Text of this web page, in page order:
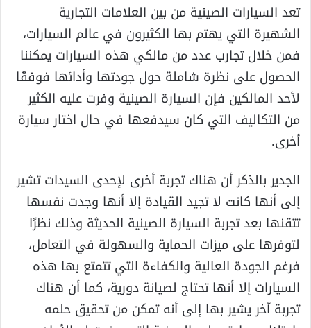
تعد السيارات الصينية من بين العلامات التجارية
الشهيرة التي يهتم بها الكثيرون في عالم السيارات،
فمن خلال تجارب عدد من مالكي هذه السيارات يمكننا
الحصول على نظرة شاملة حول جودتها وأدائها فوفقًا
لأحد المالكين فإن السيارة الصينية وفرت عليه الكثير
من التكاليف التي كان سيدفعها في حال اختار سيارة
أخرى.
الجدير بالذكر أن هناك تجربة أخرى لإحدى السيدات تشير
إلى أنها كانت لا تجيد القيادة إلا أنها وجدت نفسها
تتقنها بعد تجربة السيارة الصينية الحديثة وذلك نظرًا
لتوفرها على ميزات الحماية والسهولة في التعامل،
فرغم الجودة العالية والكفاءة التي تتمتع بها هذه
السيارات إلا أنها تحتاج لصيانة دورية، كما أن هناك
تجربة آخر يشير بها إلى أنه تمكن من تحقيق حلمه